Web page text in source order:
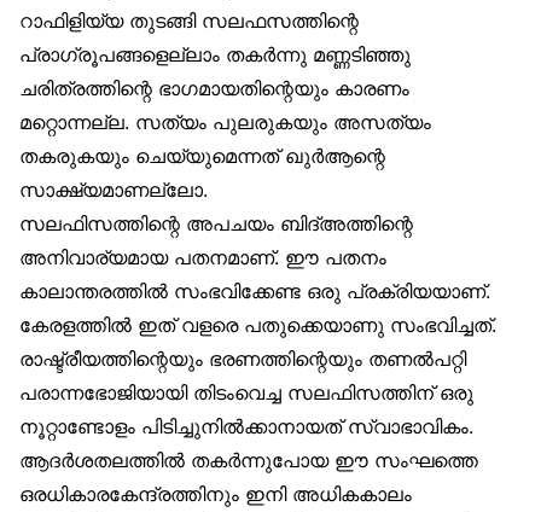
റാഫിളിയ്യ തുടങ്ങി സലഫസത്തിന്റെ
പ്രാഗ്‌രൂപങ്ങളെല്ലാം തകർന്നു മണ്ണടിഞ്ഞു
ചരിത്രത്തിന്റെ ഭാഗമായതിന്റെയും കാരണം
മറ്റൊന്നല്ല. സത്യം പുലരുകയും അസത്യം
തകരുകയും ചെയ്യുമെന്നത് ഖുർആന്റെ
സാക്ഷ്യമാണല്ലോ.
സലഫിസത്തിന്റെ അപചയം ബിദ്അത്തിന്റെ
അനിവാര്യമായ പതനമാണ്. ഈ പതനം
കാലാന്തരത്തിൽ സംഭവിക്കേണ്ട ഒരു പ്രക്രിയയാണ്.
കേരളത്തിൽ ഇത് വളരെ പതുക്കെയാണു സംഭവിച്ചത്.
രാഷ്ട്രീയത്തിന്റെയും ഭരണത്തിന്റെയും തണൽപറ്റി
പരാന്നഭോജിയായി തിടംവെച്ച സലഫിസത്തിന് ഒരു
നൂറ്റാണ്ടോളം പിടിച്ചുനിൽക്കാനായത് സ്വാഭാവികം.
ആദർശതലത്തിൽ തകർന്നുപോയ ഈ സംഘത്തെ
ഒരധികാരകേന്ദ്രത്തിനും ഇനി അധികകാലം